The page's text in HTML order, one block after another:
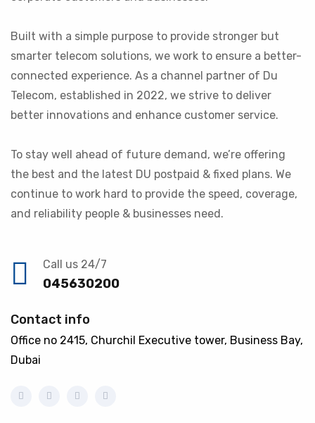
Built with a simple purpose to provide stronger but
smarter telecom solutions, we work to ensure a better-
connected experience. As a channel partner of Du
Telecom, established in 2022, we strive to deliver
better innovations and enhance customer service.
To stay well ahead of future demand, we’re offering
the best and the latest DU postpaid & fixed plans. We
continue to work hard to provide the speed, coverage,
and reliability people & businesses need.
Call us 24/7
045630200
Contact info
Office no 2415, Churchil Executive tower, Business Bay,
Dubai